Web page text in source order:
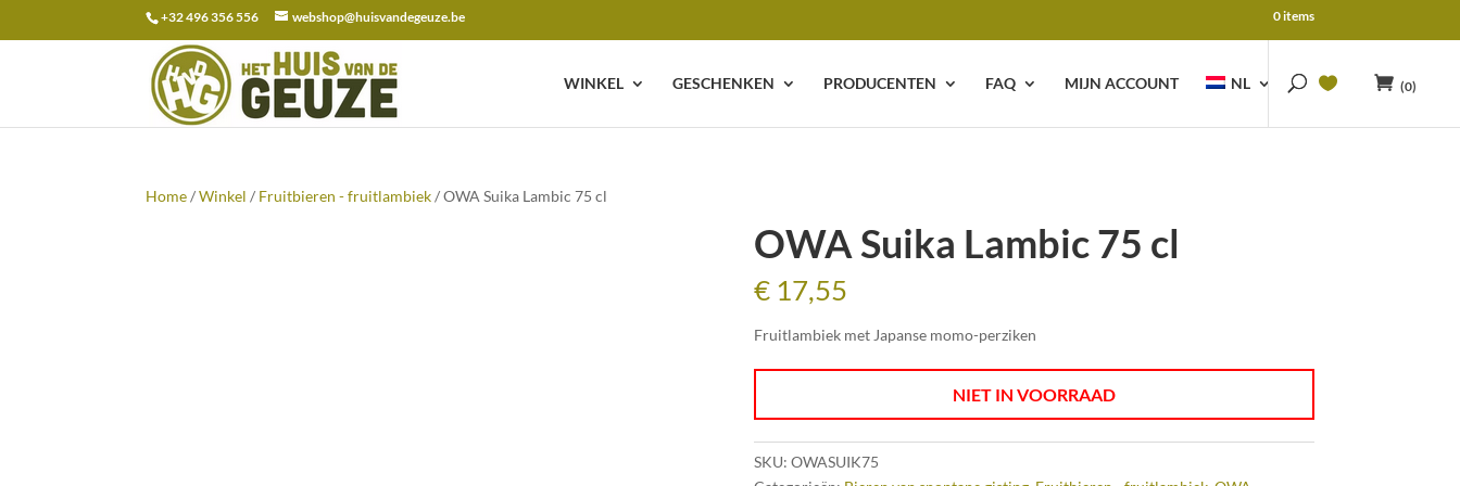
+32 496 356 556 webshop@huisvandegeuze.be 0 items
WINKEL GESCHENKEN PRODUCENTEN FAQ MIJN ACCOUNT NL (0)
Zoeken
naar:
Home/Winkel / Fruitbieren - fruitlambiek/ OWA Suika Lambic 75 cl
OWA Suika Lambic 75 cl
€17,55
Fruitlambiek met Japanse momo-perziken
NIET IN VOORRAAD
SKU: OWASUIK75